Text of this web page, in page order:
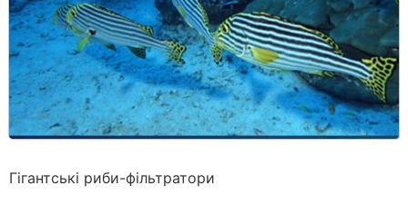
Гігантські риби-фільтратори